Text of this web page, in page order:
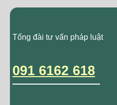
Tổng đài tư vấn pháp luật
091 6162 618